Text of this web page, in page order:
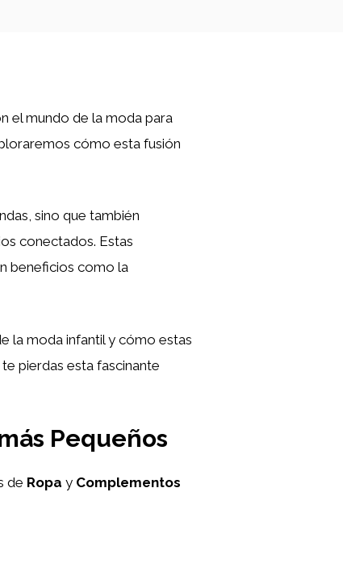
el mundo de la moda para
cómo esta fusión
sino que también
conectados. Estas
beneficios como la
la moda infantil y cómo estas
pierdas esta fascinante
Pequeños
de Ropa y Complementos